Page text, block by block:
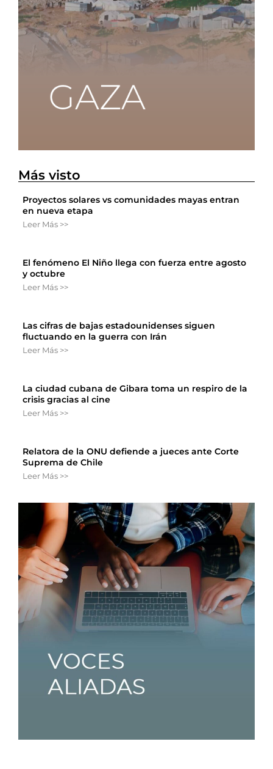
Más visto
Proyectos solares vs comunidades mayas entran
en nueva etapa
Leer Más >>
El fenómeno El Niño llega con fuerza entre agosto
y octubre
Leer Más >>
Las cifras de bajas estadounidenses siguen
fluctuando en la guerra con Irán
Leer Más >>
La ciudad cubana de Gibara toma un respiro de la
crisis gracias al cine
Leer Más >>
Relatora de la ONU defiende a jueces ante Corte
Suprema de Chile
Leer Más >>